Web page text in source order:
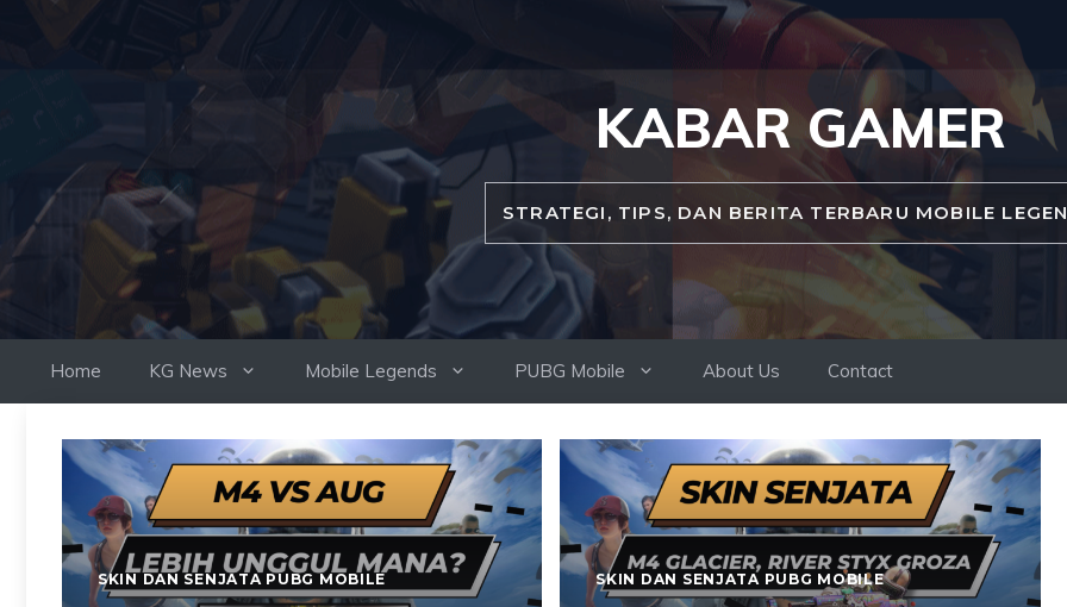
KABAR GAMER
STRATEGI, TIPS, DAN BERITA TERBARU MOBILE
Home KG News Mobile Legends PUBG Mobile About Us Contact
SKIN DAN SENJATA PUBG MOBILE SKIN DAN SENJATA PUBG MOBILE